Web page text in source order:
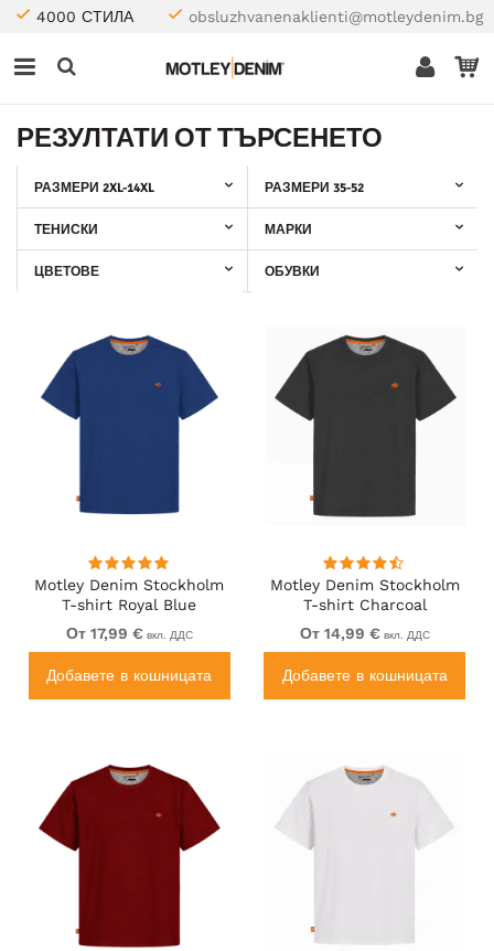
4000 СТИЛА obsluzhvanenaklienti@motleydenim.bg
РЕЗУЛТАТИ ОТ ТЪРСЕНЕТО
РАЗМЕРИ 2XL-14XL РАЗМЕРИ 35-52
ТЕНИСКИ МАРКИ
ЦВЕТОВЕ ОБУВКИ
Motley Denim Stockholm
T-shirt Royal Blue
От 17,99 € вкл. ДДС
Добавете в кошницата
Motley Denim Stockholm
T-shirt Charcoal
От 14,99 € вкл. ДДС
Добавете в кошницата